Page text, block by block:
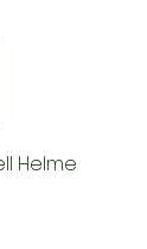
Helme